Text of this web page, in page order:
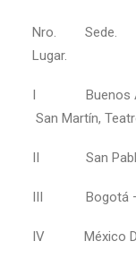
Nro.
Lugar.
I Buenos
San Martín,
II San Pablo –
III Bogotá –
IV México D.